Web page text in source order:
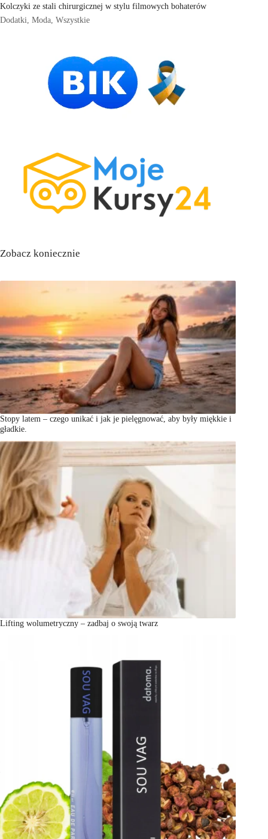
Kolczyki ze stali chirurgicznej w stylu filmowych bohaterów
Dodatki Moda Wszystkie
Zobacz koniecznie
Stopy latem – czego unikać i jak je pielęgnować, aby były miękkie i
gładkie.
Lifting wolumetryczny – zadbaj o swoją twarz